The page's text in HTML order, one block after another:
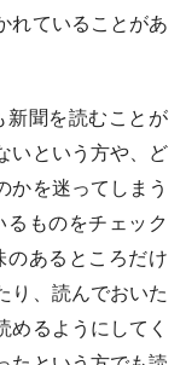
れていることがあ
新聞を読むことが
いという方や、ど
かを迷ってしまう
ものをチェック
のあるところだけ
り、読んでおいた
めるようにしてく